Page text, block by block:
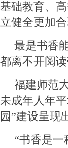
基础教育、
立健全更加
最是书香
都离不开阅
福建师范
未成年人年
园”建设呈现
“书香是